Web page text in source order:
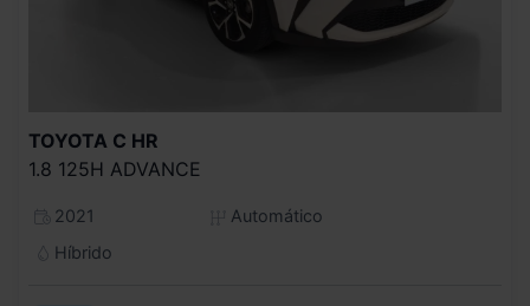
TOYOTA C HR
1.8 125H ADVANCE
2021
Automático
Híbrido